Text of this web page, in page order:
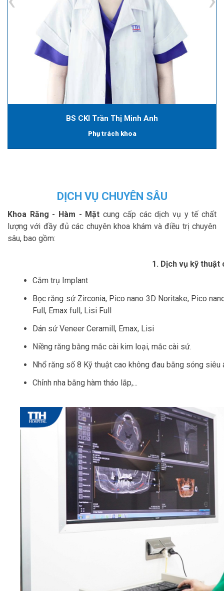
BS CKI Trần Thị Minh Anh
Phụ trách khoa
DỊCH VỤ CHUYÊN SÂU
Khoa Răng - Hàm - Mặtcung cấp các dịch vụ y tế chất
lượng với đầy đủ các chuyên khoa khám và điều trị chuyên
sâu, bao gồm:
1. Dịch vụ kỹ thuật
Cắm trụ Implant
Bọc răng sứ Zirconia, Pico nano 3D Noritake, Pico
Full, Emax full, Lisi Full
Dán sứ Veneer Ceramill, Emax, Lisi
Niềng răng bằng mắc cài kim loại, mắc cài sứ.
Nhổ răng số 8 Kỹ thuật cao không đau bằng sóng siêu
Chỉnh nha bằng hàm tháo lắp,...